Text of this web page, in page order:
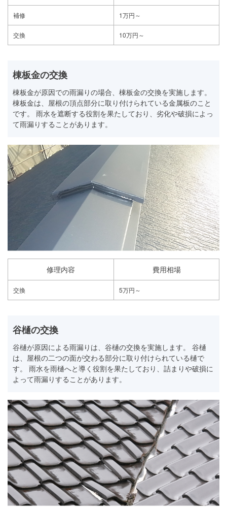
補修 1万円～
交換 10万円～
棟板金の交換
棟板金が原因での雨漏りの場合、棟板金の交換を実施します。
棟板金は、屋根の頂点部分に取り付けられている金属板のこと
です。 雨水を遮断する役割を果たしており、劣化や破損によっ
て雨漏りすることがあります。
修理内容 費用相場
交換 5万円～
谷樋の交換
谷樋が原因による雨漏りは、谷樋の交換を実施します。 谷樋
は、屋根の二つの面が交わる部分に取り付けられている樋で
す。 雨水を雨樋へと導く役割を果たしており、詰まりや破損に
よって雨漏りすることがあります。